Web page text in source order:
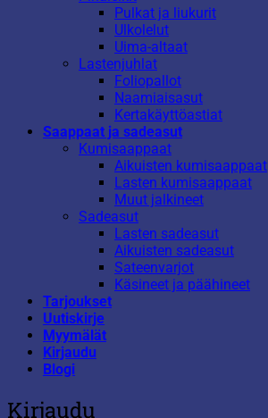
Pulkat ja liukurit
Ulkolelut
Uima-altaat
Lastenjuhlat
Foliopallot
Naamiaisasut
Kertakäyttöastiat
Saappaat ja sadeasut
Kumisaappaat
Aikuisten kumisaappaat
Lasten kumisaappaat
Muut jalkineet
Sadeasut
Lasten sadeasut
Aikuisten sadeasut
Sateenvarjot
Käsineet ja päähineet
Tarjoukset
Uutiskirje
Myymälät
Kirjaudu
Blogi
Kirjaudu